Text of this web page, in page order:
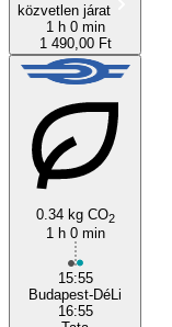
közvetlen járat
1 h 0 min
1 490,00 Ft
0.34 kg CO2
1 h 0 min
15:55
Budapest-DéLi
16:55